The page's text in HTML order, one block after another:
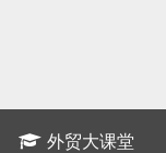
外贸大课堂